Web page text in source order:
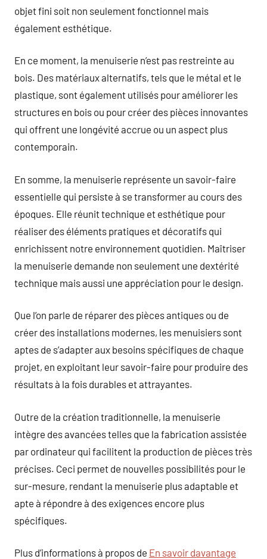
objet fini soit non seulement fonctionnel mais
également esthétique.
En ce moment, la menuiserie n’est pas restreinte au
bois. Des matériaux alternatifs, tels que le métal et le
plastique, sont également utilisés pour améliorer les
structures en bois ou pour créer des pièces innovantes
qui offrent une longévité accrue ou un aspect plus
contemporain.
En somme, la menuiserie représente un savoir-faire
essentielle qui persiste à se transformer au cours des
époques. Elle réunit technique et esthétique pour
réaliser des éléments pratiques et décoratifs qui
enrichissent notre environnement quotidien. Maîtriser
la menuiserie demande non seulement une dextérité
technique mais aussi une appréciation pour le design.
Que l’on parle de réparer des pièces antiques ou de
créer des installations modernes, les menuisiers sont
aptes de s’adapter aux besoins spécifiques de chaque
projet, en exploitant leur savoir-faire pour produire des
résultats à la fois durables et attrayantes.
Outre de la création traditionnelle, la menuiserie
intègre des avancées telles que la fabrication assistée
par ordinateur qui facilitent la production de pièces très
précises. Ceci permet de nouvelles possibilités pour le
sur-mesure, rendant la menuiserie plus adaptable et
apte à répondre à des exigences encore plus
spécifiques.
Plus d’informations à propos de En savoir davantage